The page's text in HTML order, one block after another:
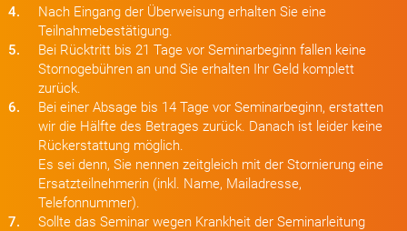
4.
Nach Eingang der Überweisung erhalten Sie eine
Teilnahmebestätigung.
5.
Bei Rücktritt bis 21 Tage vor Seminarbeginn fallen keine
Stornogebühren an und Sie erhalten Ihr Geld komplett
zurück.
6.
Bei einer Absage bis 14 Tage vor Seminarbeginn, erstatten
wir die Hälfte des Betrages zurück. Danach ist leider keine
Rückerstattung möglich.
Es sei denn, Sie nennen zeitgleich mit der Stornierung eine
Ersatzteilnehmerin (inkl. Name, Mailadresse,
Telefonnummer).
7.
Sollte das Seminar wegen Krankheit der Seminarleitung